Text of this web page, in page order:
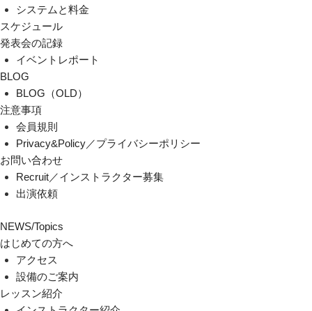
システムと料金
スケジュール
発表会の記録
イベントレポート
BLOG
BLOG（OLD）
注意事項
会員規則
Privacy&Policy／プライバシーポリシー
お問い合わせ
Recruit／インストラクター募集
出演依頼
NEWS/Topics
はじめての方へ
アクセス
設備のご案内
レッスン紹介